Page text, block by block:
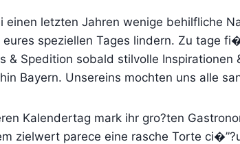
einen letzten Jahren wenige behilfliche
speziellen Tages lindern. Zu tage
& Spedition sobald stilvolle Inspirationen
Bayern. Unsereins mochten uns alle
Kalendertag mark ihr gro?ten
zielwert parece eine rasche Torte